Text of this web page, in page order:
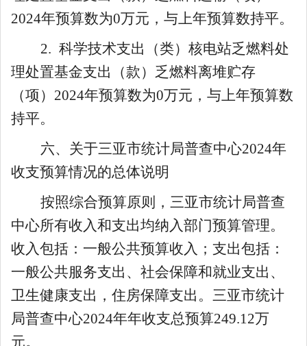
2024年预算数为0万元， 与 上年预算数持平。
2. 科学技术支出（类）核电站乏燃料处
理处置基金支出（款）乏燃料离堆贮存
（项） 2024年预算数为0万元， 与 上年预算数
持平。
六、关于三亚市统计局普查中心2024年
收支预算情况的总体说明
按照综合预算原则，三亚市统计局普查
中心所有收入和支出均纳入部门预算管理。
收入包括：一般公共预算收入； 支出包括 ：
一般公共服务支出、社会保障和就业支出、
卫生健康支出，住房保障支出。 三亚市统计
局普查中心2024年年收支总预算249.12万
元。